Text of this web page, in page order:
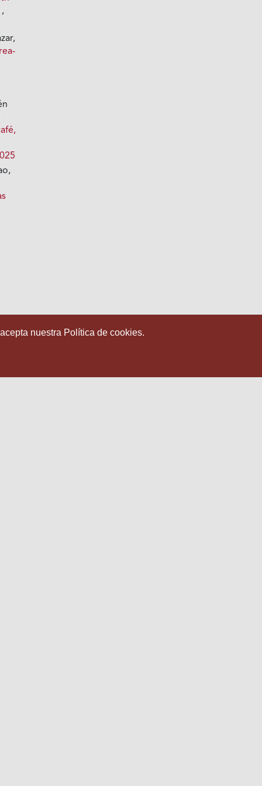
,
nuestra Política de cookies.